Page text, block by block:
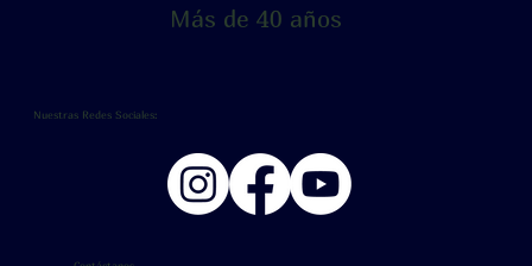
Más de 40 años
Nuestras Redes Sociales: